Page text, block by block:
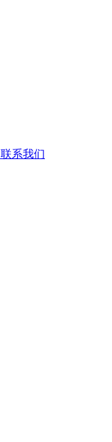
联系我们